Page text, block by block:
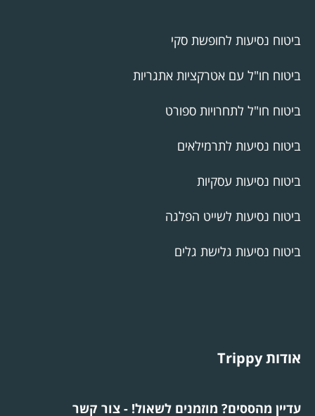
ביטוח נסיעות לחופשת סקי
ביטוח חו"ל עם אטרקציות אתגריות
ביטוח חו"ל לתחרויות ספורט
ביטוח נסיעות לתרמילאים
ביטוח נסיעות עסקיות
ביטוח נסיעות לשייט הפלגה
ביטוח נסיעות גלישת גלים
אודות Trippy
עדיין מהססים? מוזמנים לשאול! - צור קשר